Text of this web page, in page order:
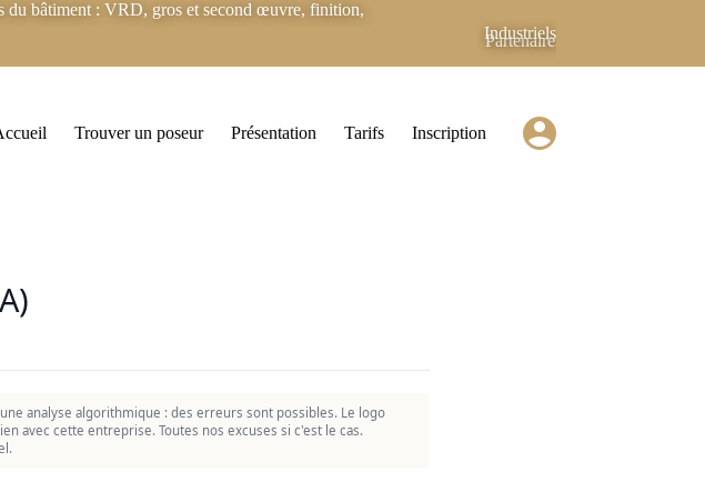
du bâtiment : VRD, gros et second œuvre, finition,
Industriels
Partenaires
Trouver un poseur Présentation Tarifs Inscription
analyse algorithmique : des erreurs sont possibles. Le logo
avec cette entreprise. Toutes nos excuses si c'est le cas.